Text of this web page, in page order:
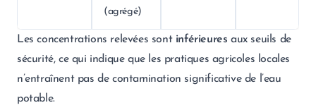
(agrégé)
Les concentrations relevées sont inférieures aux seuils de
sécurité, ce qui indique que les pratiques agricoles locales
n’entraînent pas de contamination significative de l’eau
potable.